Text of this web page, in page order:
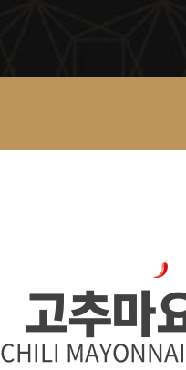
고추마
CHILI